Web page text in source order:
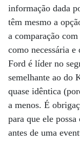
informação dada
têm mesmo a
a comparação
como necessária
Ford é líder no
semelhante ao do
quase idêntica
a menos. É
para que ele
antes de uma